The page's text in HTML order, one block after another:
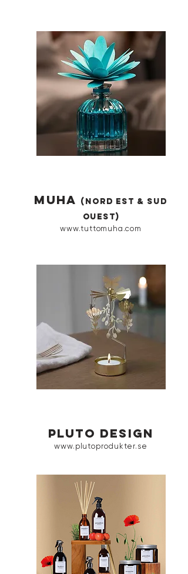
muha (Nord est & sud
ouest)
www.tuttomuha.com
pluto design
www.plutoprodukter.se